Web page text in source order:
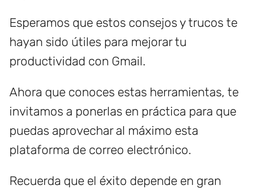
Esperamos que estos consejos y trucos te
hayan sido útiles para mejorar tu
productividad con Gmail.
Ahora que conoces estas herramientas, te
invitamos a ponerlas en práctica para que
puedas aprovechar al máximo esta
plataforma de correo electrónico.
Recuerda que el éxito depende en gran